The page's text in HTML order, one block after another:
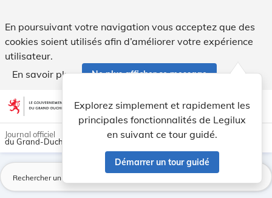
En poursuivant votre navigation vous acceptez que des
cookies soient utilisés afin d’améliorer votre expérience
utilisateur.
En savoir plus
Ne plus afficher ce message
Aller au contenu account_circle help Aide
Explorez simplement et rapidement les
principales fonctionnalités de Legilux
en suivant ce tour guidé.
Démarrer un tour guidé
light_mode dark_mode
Journal officiel
du Grand-Duché de Luxembourg